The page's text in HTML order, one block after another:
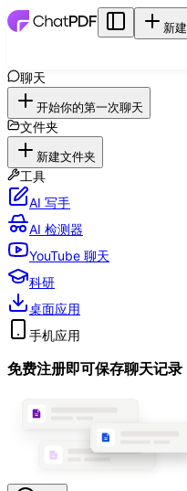
新建
聊天
开始你的第一次聊天
文件夹
新建文件夹
工具
AI 写手
AI 检测器
YouTube 聊天
科研
桌面应用
手机应用
免费注册即可保存聊天记录